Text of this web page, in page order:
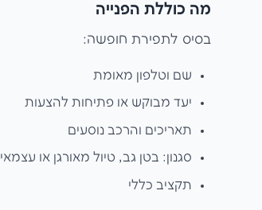
מה כוללת הפנייה
בסיס לתפירת חופשה:
שם וטלפון מאומת
יעד מבוקש או פתיחות להצעות
תאריכים והרכב נוסעים
סגנון: בטן גב, טיול מאורגן או עצמאי
תקציב כללי